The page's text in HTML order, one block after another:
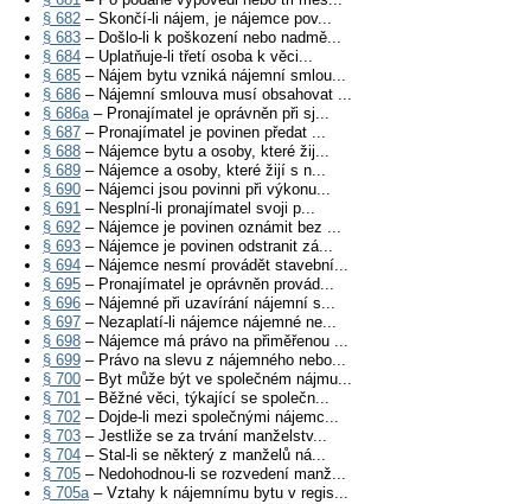
§ 682 – Skončí-li nájem, je nájemce pov...
§ 683 – Došlo-li k poškození nebo nadmě...
§ 684 – Uplatňuje-li třetí osoba k věci...
§ 685 – Nájem bytu vzniká nájemní smlou...
§ 686 – Nájemní smlouva musí obsahovat ...
§ 686a– Pronajímatel je oprávněn při sj...
§ 687 – Pronajímatel je povinen předat ...
§ 688 – Nájemce bytu a osoby, které žij...
§ 689 – Nájemce a osoby, které žijí s n...
§ 690 – Nájemci jsou povinni při výkonu...
§ 691 – Nesplní-li pronajímatel svoji p...
§ 692 – Nájemce je povinen oznámit bez ...
§ 693 – Nájemce je povinen odstranit zá...
§ 694 – Nájemce nesmí provádět stavební...
§ 695 – Pronajímatel je oprávněn provád...
§ 696 – Nájemné při uzavírání nájemní s...
§ 697 – Nezaplatí-li nájemce nájemné ne...
§ 698 – Nájemce má právo na přiměřenou ...
§ 699 – Právo na slevu z nájemného nebo...
§ 700 – Byt může být ve společném nájmu...
§ 701 – Běžné věci, týkající se společn...
§ 702 – Dojde-li mezi společnými nájemc...
§ 703 – Jestliže se za trvání manželstv...
§ 704 – Stal-li se některý z manželů ná...
§ 705 – Nedohodnou-li se rozvedení manž...
§ 705a– Vztahy k nájemnímu bytu v regis...